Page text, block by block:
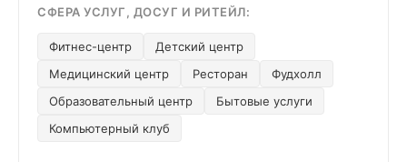
СФЕРА УСЛУГ, ДОСУГ И РИТЕЙЛ:
Фитнес-центр
Детский центр
Медицинский центр
Ресторан
Фудхолл
Образовательный центр
Бытовые услуги
Компьютерный клуб